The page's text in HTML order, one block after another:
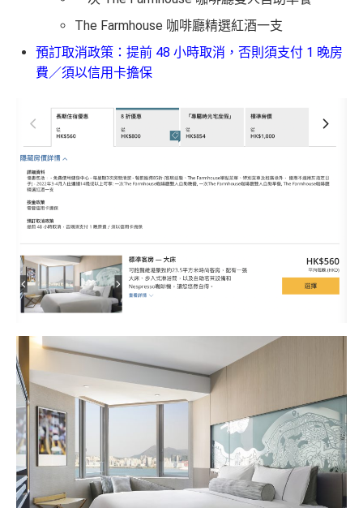
The Farmhouse 咖啡廳精選紅酒一支
預訂取消政策：提前 48 小時取消，否則須支付 1 晚房
費／須以信用卡擔保